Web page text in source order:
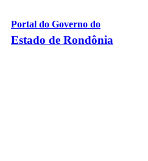
Portal do Governo do
Estado de Rondônia